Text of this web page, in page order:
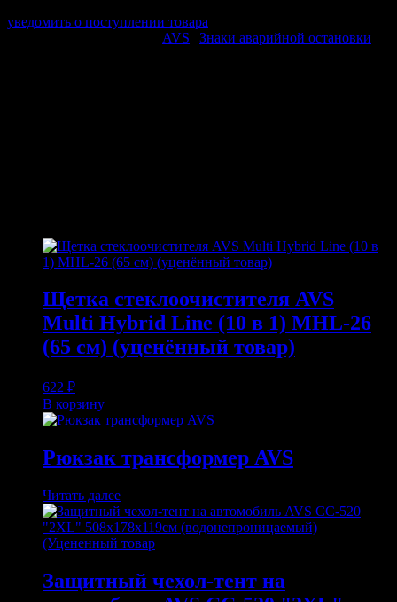
уведомить о поступлении товара
AVS Знаки аварийной остановки
Щетка стеклоочистителя AVS
Multi Hybrid Line (10 в 1) MHL-26
(65 см) (уценённый товар)
622 ₽
В корзину
Рюкзак трансформер AVS
Читать далее
Защитный чехол-тент на